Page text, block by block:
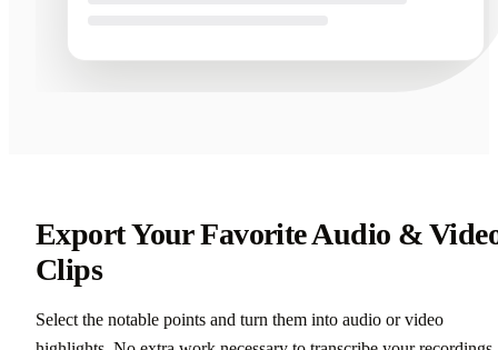
Export Your Favorite Audio &
Clips
Select the notable points and turn them into audio or video